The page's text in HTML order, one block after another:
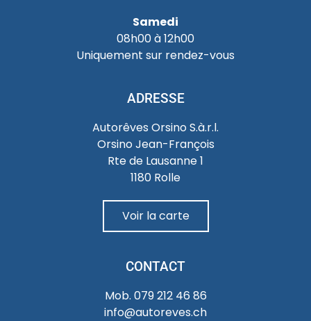
Samedi
08h00 à 12h00
Uniquement sur rendez-vous
ADRESSE
Autorêves Orsino S.à.r.l.
Orsino Jean-François
Rte de Lausanne 1
1180 Rolle
Voir la carte
CONTACT
Mob. 079 212 46 86
info@autoreves.ch